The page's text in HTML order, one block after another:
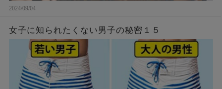
2024/09/04
女子に知られたくない男子の秘密１５